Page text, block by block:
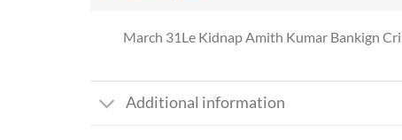
March 31Le Kidnap Amith Kumar Bankign
Additional information